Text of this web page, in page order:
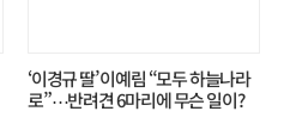
‘이경규 딸’ 이예림 “모두 하늘나라
로”⋯반려견 6마리에 무슨 일이?